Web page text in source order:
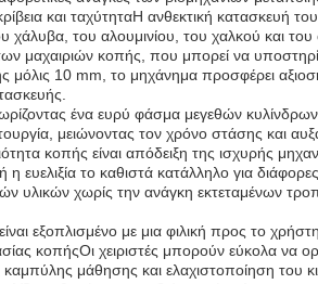
και ταχύτηταΗ ανθεκτική κατασκευή
χάλυβα, του αλουμινίου, του χαλκού και
μαχαιριών κοπής, που μπορεί να
μόλις 10 mm, το μηχάνημα προσφέρει
ένα ευρύ φάσμα μεγεθών
μειώνοντας τον χρόνο στάσης και
κοπής είναι απόδειξη της ισχυρής
το καθιστά κατάλληλο για
υλικών χωρίς την ανάγκη εκτεταμένων
εξοπλισμένο με μια φιλική προς το
κοπήςΟι χειριστές μπορούν εύκολα
μάθησης και ελαχιστοποίηση του